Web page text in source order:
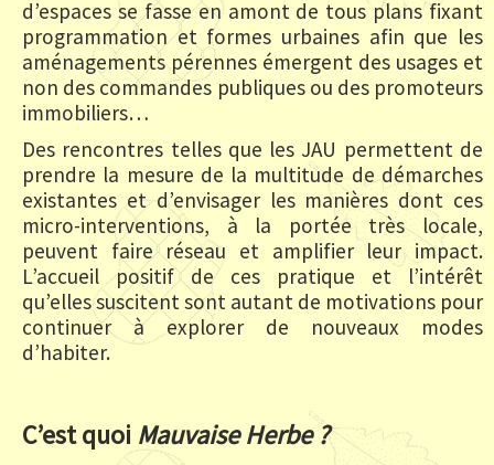
d’espaces se fasse en amont de tous plans fixant
programmation et formes urbaines afin que les
aménagements pérennes émergent des usages et
non des commandes publiques ou des promoteurs
immobiliers…
Des rencontres telles que les JAU permettent de
prendre la mesure de la multitude de démarches
existantes et d’envisager les manières dont ces
micro-interventions, à la portée très locale,
peuvent faire réseau et amplifier leur impact.
L’accueil positif de ces pratique et l’intérêt
qu’elles suscitent sont autant de motivations pour
continuer à explorer de nouveaux modes
d’habiter.
C’est quoi Mauvaise Herbe ?